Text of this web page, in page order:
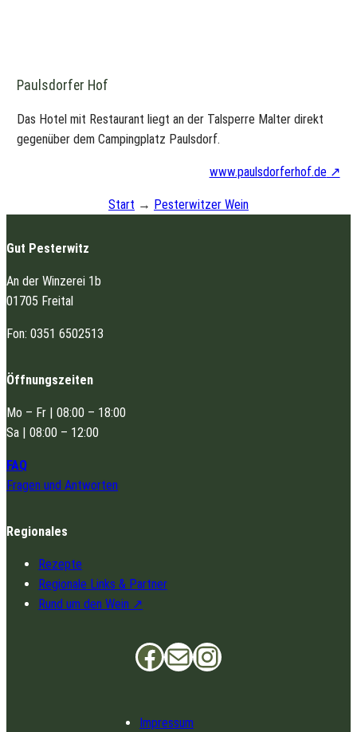
Paulsdorfer Hof
Das Hotel mit Restaurant liegt an der Talsperre Malter direkt
gegenüber dem Campingplatz Paulsdorf.
www.paulsdorferhof.de
Start → Pesterwitzer Wein
Gut Pesterwitz
An der Winzerei 1b
01705 Freital
Fon: 0351 6502513
Öffnungszeiten
Mo – Fr | 08:00 – 18:00
Sa | 08:00 – 12:00
FAQ
Fragen und Antworten
Regionales
Rezepte
Regionale Links & Partner
Rund um den Wein
Facebook info@gut-pesterwitz.de Instagram
Impressum